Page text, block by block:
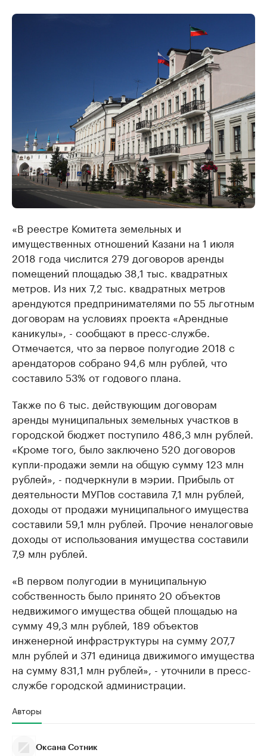
«В реестре Комитета земельных и
имущественных отношений Казани на 1 июля
2018 года числится 279 договоров аренды
помещений площадью 38,1 тыс. квадратных
метров. Из них 7,2 тыс. квадратных метров
арендуются предпринимателями по 55 льготным
договорам на условиях проекта «Арендные
каникулы», - сообщают в пресс-службе.
Отмечается, что за первое полугодие 2018 с
арендаторов собрано 94,6 млн рублей, что
составило 53% от годового плана.
Также по 6 тыс. действующим договорам
аренды муниципальных земельных участков в
городской бюджет поступило 486,3 млн рублей.
«Кроме того, было заключено 520 договоров
купли-продажи земли на общую сумму 123 млн
рублей», - подчеркнули в мэрии. Прибыль от
деятельности МУПов составила 7,1 млн рублей,
доходы от продажи муниципального имущества
составили 59,1 млн рублей. Прочие неналоговые
доходы от использования имущества составили
7,9 млн рублей.
«В первом полугодии в муниципальную
собственность было принято 20 объектов
недвижимого имущества общей площадью на
сумму 49,3 млн рублей, 189 объектов
инженерной инфраструктуры на сумму 207,7
млн рублей и 371 единица движимого имущества
на сумму 831,1 млн рублей», - уточнили в пресс-
службе городской администрации.
Авторы
Оксана Сотник